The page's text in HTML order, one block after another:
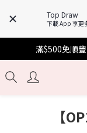
Top Draw
下載 App 享更
滿$500免順
【